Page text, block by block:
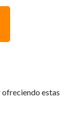
ofreciendo estas